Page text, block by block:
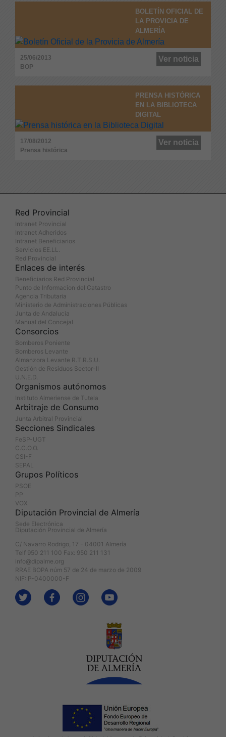
BOLETÍN OFICIAL DE
LA PROVICIA DE
ALMERÍA
25/06/2013
BOP
Ver noticia
PRENSA HISTÓRICA
EN LA BIBLIOTECA
DIGITAL
17/08/2012
Prensa histórica
Ver noticia
Red Provincial
Intranet Provincial
Intranet Adheridos
Intranet Beneficiarios
Servicios EE.LL.
Red Provincial
Enlaces de interés
Beneficiarios Red Provincial
Punto de Informacion del Catastro
Agencia Tributaria
Ministerio de Administraciones Públicas
Junta de Andalucia
Manual del Concejal
Consorcios
Bomberos Poniente
Bomberos Levante
Almanzora Levante R.T.R.S.U.
Gestión de Residuos Sector-II
U.N.E.D.
Organismos autónomos
Instituto Almeriense de Tutela
Arbitraje de Consumo
Junta Arbitral Provincial
Secciones Sindicales
FeSP-UGT
C.C.O.O.
CSI-F
SEPAL
Grupos Políticos
PSOE
PP
VOX
Diputación Provincial de Almería
Sede Electrónica
Diputación Provincial de Almería
C/ Navarro Rodrigo, 17 - 04001 Almería
Telf 950 211 100 Fax: 950 211 131
info@dipalme.org
RRAE BOPA núm 57 de 24 de marzo de 2009
NIF: P-0400000-F